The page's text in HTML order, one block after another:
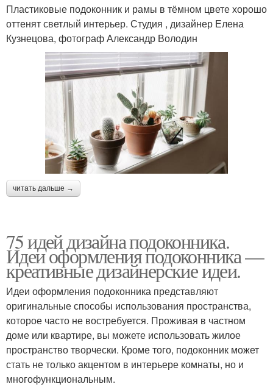
Пластиковые подоконник и рамы в тёмном цвете хорошо
оттенят светлый интерьер. Студия , дизайнер Елена
Кузнецова, фотограф Александр Володин
читать дальше →
75 идей дизайна подоконника.
Идеи оформления подоконника —
креативные дизайнерские идеи.
Идеи оформления подоконника представляют
оригинальные способы использования пространства,
которое часто не востребуется. Проживая в частном
доме или квартире, вы можете использовать жилое
пространство творчески. Кроме того, подоконник может
стать не только акцентом в интерьере комнаты, но и
многофункциональным.